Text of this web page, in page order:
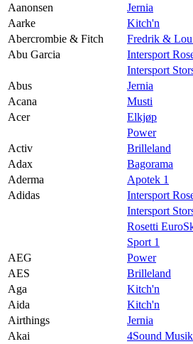
Søk
Åpningstider
Praktisk informasjon
Ledige stillinger
Aanonsen
Jernia
Aarke
Kitch'n
Abercrombie & Fitch
Fredrik &
Abu Garcia
Intersport
Intersport
Abus
Jernia
Acana
Musti
Acer
Elkjøp
Power
Activ
Brilleland
Adax
Bagorama
Aderma
Apotek 1
Adidas
Intersport
Intersport
Rosetti
Sport 1
AEG
Power
AES
Brilleland
Aga
Kitch'n
Aida
Kitch'n
Airthings
Jernia
Akai
4Sound